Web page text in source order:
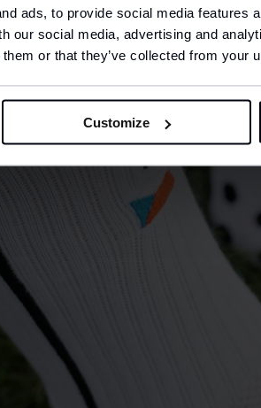
ads, to provide social media features
our social media, advertising and
or that they’ve collected from your
Customize